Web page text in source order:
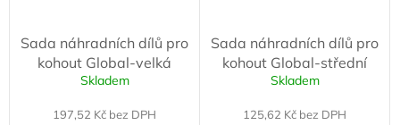
Sada náhradních dílů pro
kohout Global-velká
Skladem
197,52 Kč bez DPH
Sada náhradních dílů pro
kohout Global-střední
Skladem
125,62 Kč bez DPH